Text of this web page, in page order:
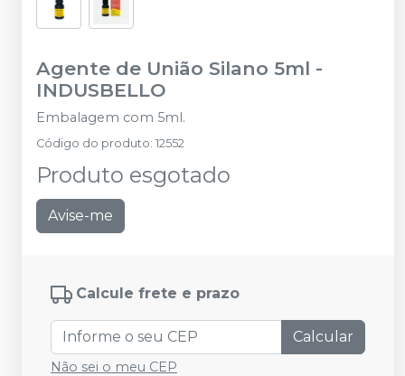
Agente de União Silano 5ml -
INDUSBELLO
Embalagem com 5ml.
Código do produto: 12552
Produto esgotado
Avise-me
Calcule frete e prazo
Calcular
Não sei o meu CEP